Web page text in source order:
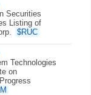
Securities
Listing of
$RUC
Technologies
on